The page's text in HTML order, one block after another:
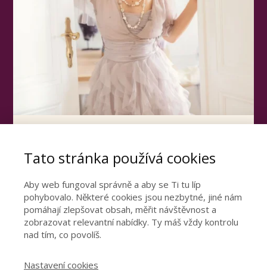
šťastnému vztahu
Podívejte se video, ve kterém se dozvíte
nejdůležitější poznatky z mé 15leté praxe.
CHCI ŠŤASTNÝ VZTAH
Tato stránka používá cookies
Aby web fungoval správně a aby se Ti tu líp
pohybovalo. Některé cookies jsou nezbytné, jiné nám
pomáhají zlepšovat obsah, měřit návštěvnost a
zobrazovat relevantní nabídky. Ty máš vždy kontrolu
nad tím, co povolíš.
Nastavení cookies